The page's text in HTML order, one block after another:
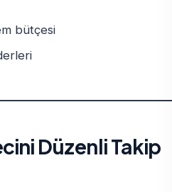
bütçesi
Düzenli Takip